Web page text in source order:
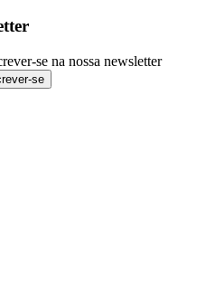
se na nossa newsletter
se